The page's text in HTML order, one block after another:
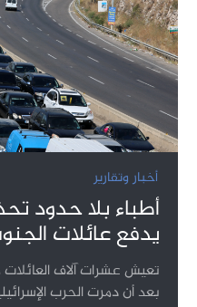
أخبار وتقارير
أطباء بلا حدود
يدفع عائلات
تعيش عشرات آلاف
بعد أن دمرت الحرب